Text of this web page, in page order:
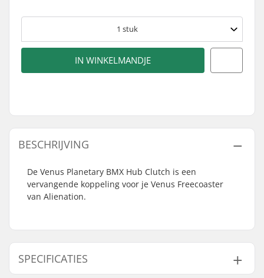
1 stuk
IN WINKELMANDJE
BESCHRIJVING
De Venus Planetary BMX Hub Clutch is een
vervangende koppeling voor je Venus Freecoaster
van Alienation.
SPECIFICATIES